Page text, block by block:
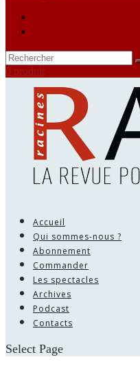
0 produit
Accueil
Qui sommes-nous ?
Abonnement
Commander
Les spectacles
Archives
Podcast
Contacts
Select Page